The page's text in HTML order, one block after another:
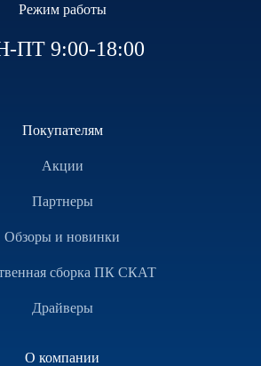
Режим работы
ПТ 9:00-18:00
Покупателям
Акции
Партнеры
Обзоры и новинки
сборка ПК СКАТ
Драйверы
О компании